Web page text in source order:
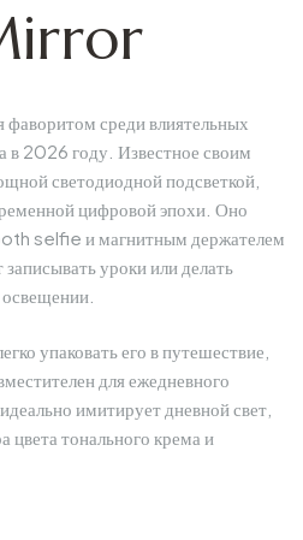
фаворитом среди влиятельных
в 2026 году. Известное своим
светодиодной подсветкой,
цифровой эпохи. Оно
selfie и магнитным держателем
записывать уроки или делать
упаковать его в путешествие,
для ежедневного
имитирует дневной свет,
цвета тонального крема и